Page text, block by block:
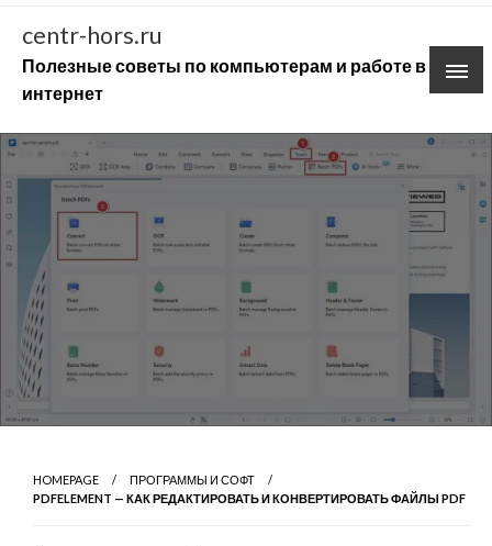
Skip
content
centr-hors.ru
Полезные советы по компьютерам и работе в
интернет
HOMEPAGE
ПРОГРАММЫ И СОФТ
PDFELEMENT — КАК РЕДАКТИРОВАТЬ И КОНВЕРТИРОВАТЬ ФАЙЛЫ PDF